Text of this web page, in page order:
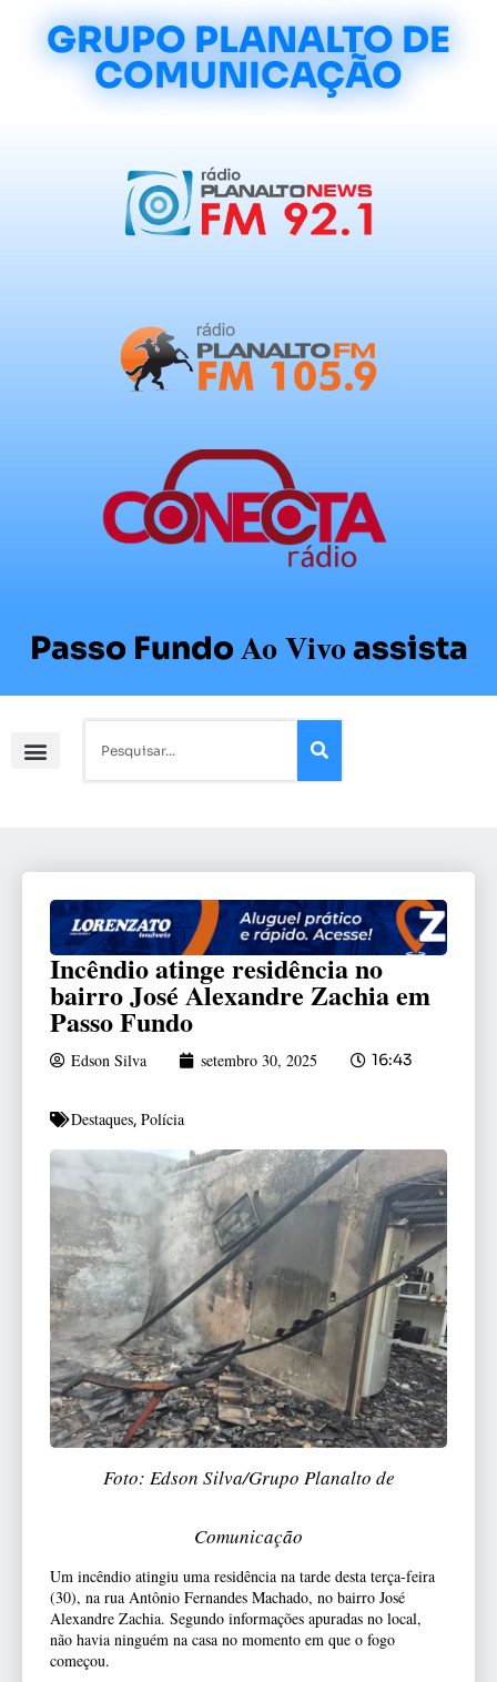
GRUPO PLANALTO DE
COMUNICAÇÃO
Passo FundoAo Vivoassista
Incêndio atinge residência no
bairro José Alexandre Zachia em
Passo Fundo
Edson Silva setembro 30, 2025 16:43
Destaques, Polícia
Foto: Edson Silva/Grupo Planalto de
Comunicação
Um incêndio atingiu uma residência na tarde desta terça-feira
(30), na rua Antônio Fernandes Machado, no bairro José
Alexandre Zachia. Segundo informações apuradas no local,
não havia ninguém na casa no momento em que o fogo
começou.